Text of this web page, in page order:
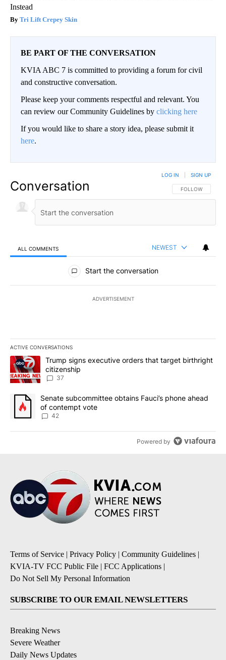
Instead
Tri Lift Crepey Skin
BE PART OF THE CONVERSATION
KVIA ABC 7 is committed to providing a forum for civil
and constructive conversation.
Please keep your comments respectful and relevant. You
can review our Community Guidelines by clicking here
If you would like to share a story idea, please submit it
here.
Conversation FOLLOW THIS
FOLLOW
LOG IN SIGN UP
ALL COMMENTS NEWEST
All Comments
Start the conversation
ADVERTISEMENT
ACTIVE CONVERSATIONS
The following is a list of the most commented articles in the last
A trending article titled "Trump signs executive orders that
Trump signs executive orders that target birthright
citizenship
37
A trending article titled "Senate subcommittee obtains Fauci’s
Senate subcommittee obtains Fauci’s phone ahead
of contempt vote
42
Powered by
Terms of Service | Privacy Policy | Community Guidelines |
KVIA-TV FCC Public File | FCC Applications |
Do Not Sell My Personal Information
SUBSCRIBE TO OUR EMAIL NEWSLETTERS
Breaking News
Severe Weather
Daily News Updates